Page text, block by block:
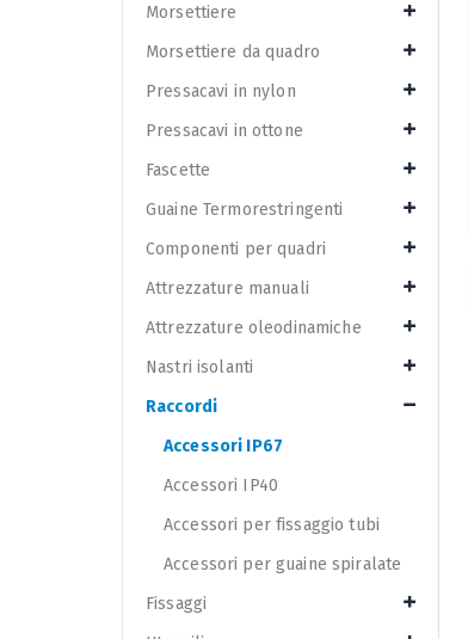
Morsettiere
Morsettiere da quadro
Pressacavi in nylon
Pressacavi in ottone
Fascette
Guaine Termorestringenti
Componenti per quadri
Attrezzature manuali
Attrezzature oleodinamiche
Nastri isolanti
Raccordi
Accessori IP67
Accessori IP40
Accessori per fissaggio tubi
Accessori per guaine spiralate
Fissaggi